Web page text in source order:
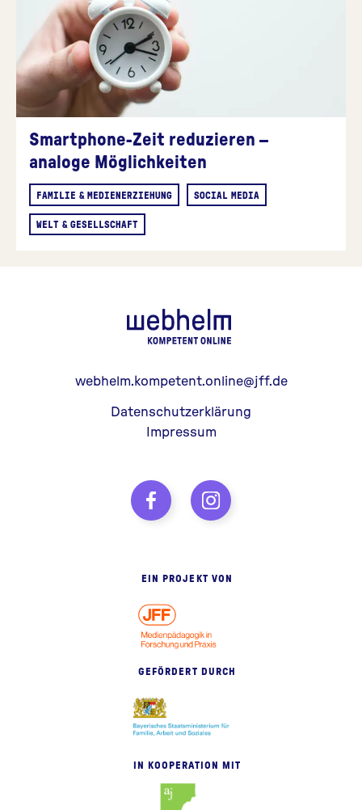
Smartphone-Zeit reduzieren –
analoge Möglichkeiten
FAMILIE & MEDIENERZIEHUNG SOCIAL MEDIA
WELT & GESELLSCHAFT
webhelm.kompetent.online@jff.de
Datenschutzerklärung
Impressum
EIN PROJEKT VON
GEFÖRDERT DURCH
IN KOOPERATION MIT